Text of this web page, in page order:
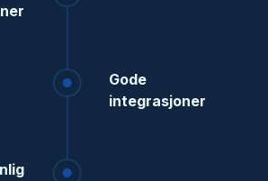
Gode
integrasjoner